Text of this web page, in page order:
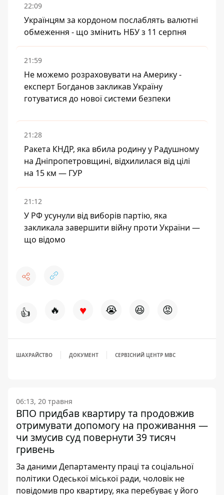
22:09
Українцям за кордоном послаблять валютні
обмеження - що змінить НБУ з 11 серпня
21:59
Не можемо розраховувати на Америку -
експерт Богданов закликав Україну
готуватися до нової системи безпеки
21:28
Ракета КНДР, яка вбила родину у Радушному
на Дніпропетровщині, відхилилася від цілі
на 15 км — ГУР
21:12
У РФ усунули від виборів партію, яка
закликала завершити війну проти України —
що відомо
👍 🔥 ♥ 😭 😆 😡
ШАХРАЙСТВО ДОКУМЕНТ СЕРВІСНИЙ ЦЕНТР МВС
06:13, 20 травня
ВПО придбав квартиру та продовжив
отримувати допомогу на проживання —
чи змусив суд повернути 39 тисяч
гривень
За даними Департаменту праці та соціальної
політики Одеської міської ради, чоловік не
повідомив про квартиру, яка перебуває у його